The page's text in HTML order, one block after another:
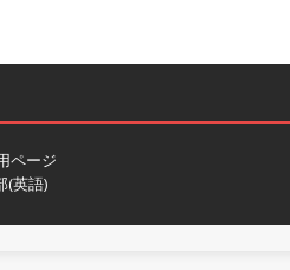
ページ
(英語)